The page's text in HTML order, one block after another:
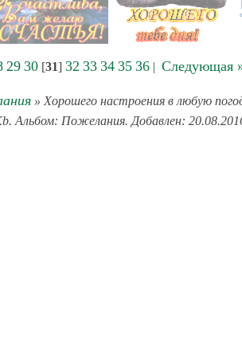
29 30[31] 32 33 34 35 36| Следующая
» Хорошего настроения в любую
Альбом: Пожелания. Добавлен: